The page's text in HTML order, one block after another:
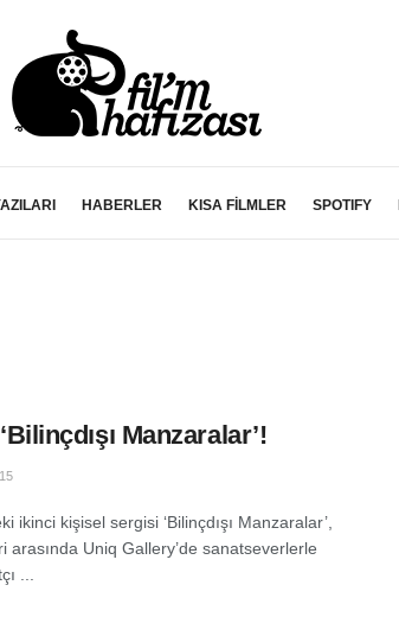
HABERLER KISA FİLMLER SPOTIFY
Manzaralar’!
ikinci kişisel sergisi ‘Bilinçdışı Manzaralar’,
arasında Uniq Gallery’de sanatseverlerle
...